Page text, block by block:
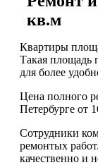
кв.м
Квартиры
Такая площадь
для более
Цена полного
Петербурге от
Сотрудники
ремонтых
качественно и